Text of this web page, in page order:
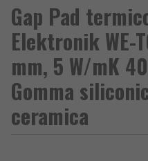
Gap Pad
Elektronik WE-
mm, 5 W/mK
Gomma
ceramica